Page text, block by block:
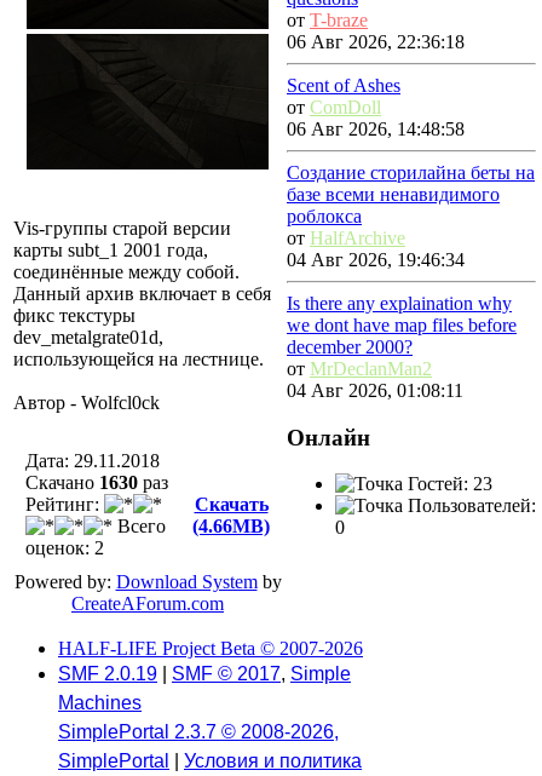
Vis-группы старой версии
карты subt_1 2001 года,
соединённые между собой.
Данный архив включает в себя
фикс текстуры
dev_metalgrate01d,
использующейся на лестнице.
Автор - Wolfcl0ck
Дата: 29.11.2018
Скачано 1630 раз
Рейтинг:
Всего
оценок: 2
Скачать
(4.66MB)
Powered by: Download Systemby
CreateAForum.com
от T-braze
06 Авг 2026, 22:36:18
Scent of Ashes
от ComDoll
06 Авг 2026, 14:48:58
Создание сторилайна беты на
базе всеми ненавидимого
роблокса
от HalfArchive
04 Авг 2026, 19:46:34
Is there any explaination why
we dont have map files before
december 2000?
от MrDeclanMan2
04 Авг 2026, 01:08:11
Онлайн
Гостей: 23
Пользователей:
0
HALF-LIFE Project Beta © 2007-2026
SMF 2.0.19
SMF © 2017, Simple
Machines
SimplePortal 2.3.7 © 2008-2026,
SimplePortal
Условия и политика